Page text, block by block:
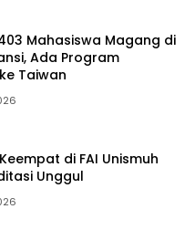
Mahasiswa Magang di
Ada Program
Taiwan
di FAI Unismuh
Unggul